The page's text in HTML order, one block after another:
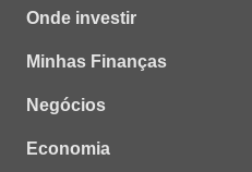
Onde investir
Minhas Finanças
Negócios
Economia